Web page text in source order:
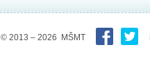
© 2013 – 2026 MŠMT